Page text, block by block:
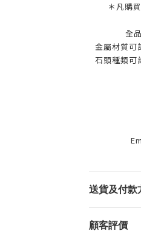
＊凡購
全
金屬材質可
石頭種類可
送貨及付款
顧客評價